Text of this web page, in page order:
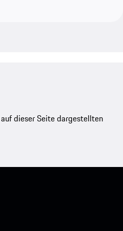
dieser Seite dargestellten